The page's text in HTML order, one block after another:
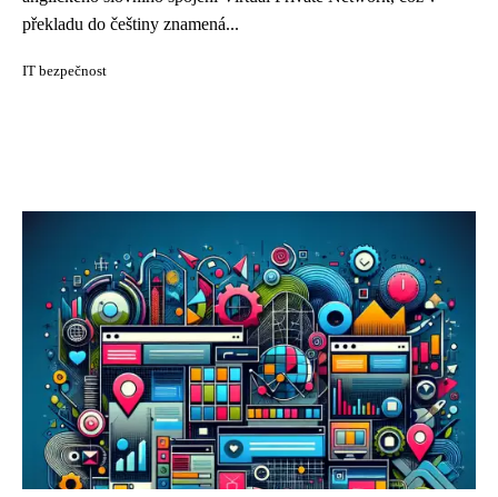
překladu do češtiny znamená...
IT bezpečnost